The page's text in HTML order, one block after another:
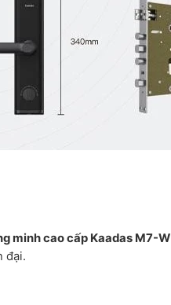
minh cao cấp Kaadas M7-W
đại.